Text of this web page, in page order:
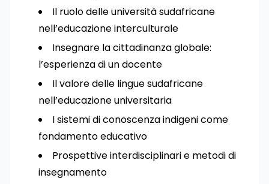
Il ruolo delle università sudafricane
nell’educazione interculturale
Insegnare la cittadinanza globale:
l’esperienza di un docente
Il valore delle lingue sudafricane
nell’educazione universitaria
I sistemi di conoscenza indigeni come
fondamento educativo
Prospettive interdisciplinari e metodi di
insegnamento